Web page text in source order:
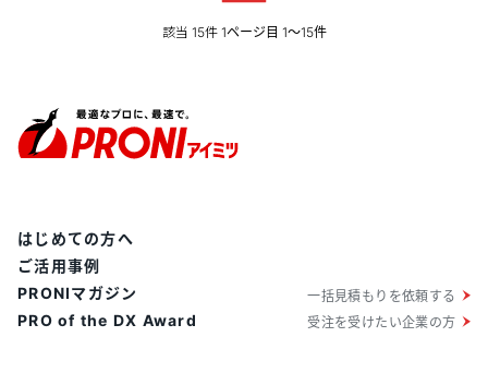
該当 15件 1ページ目 1〜15件
はじめての方へ
ご活用事例
PRONIマガジン
PRO of the DX Award
一括見積もりを依頼する
受注を受けたい企業の方